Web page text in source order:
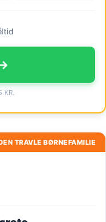
KR.
TRAVLE BØRNEFAMILIE